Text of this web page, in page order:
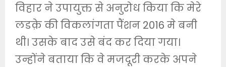
विहार ने उपायुक्त से अनुरोध किया कि मेरे
लडक़े की विकलांगता पैंशन 2016 मे बनी
थी। उसके बाद उसे बंद कर दिया गया।
उन्होंने बताया कि वे मजदूरी करके अपने